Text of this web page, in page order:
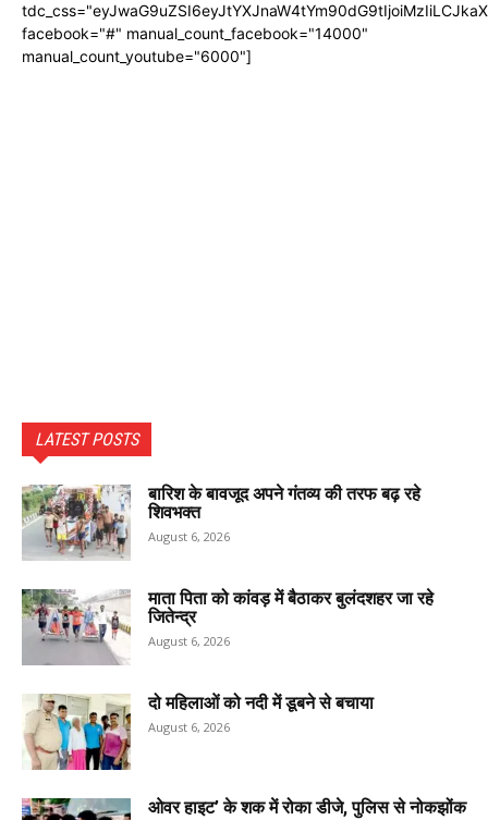
facebook="#" manual_count_facebook="14000"
manual_count_youtube="6000"]
LATEST POSTS
बारिश के बावजूद अपने गंतव्य की तरफ बढ़ रहे
शिवभक्त
August 6, 2026
माता पिता को कांवड़ में बैठाकर बुलंदशहर जा रहे
जितेन्द्र
August 6, 2026
दो महिलाओं को नदी में डूबने से बचाया
August 6, 2026
ओवर हाइट’ के शक में रोका डीजे, पुलिस से नोकझोंक